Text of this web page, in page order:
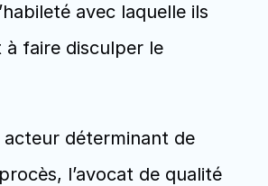
avec laquelle ils
à faire disculper le
acteur déterminant de
procès, l’avocat de qualité